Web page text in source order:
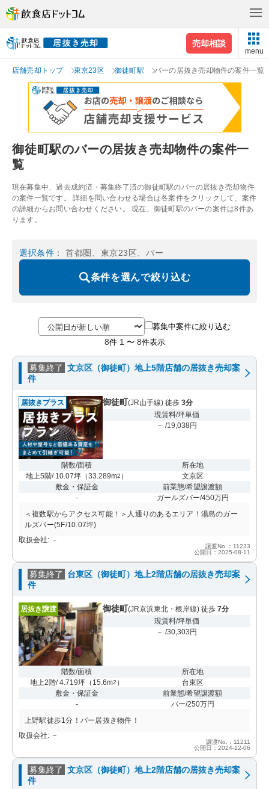
売却相談
menu
店舗売却トップ 東京23区 御徒町駅 バーの居抜き売却物件の案件一覧
御徒町駅のバーの居抜き売却物件の案件一
覧
現在募集中、過去成約済・募集終了済の御徒町駅のバーの居抜き売却物件
の案件一覧です。 詳細を問い合わせる場合は各案件をクリックして、案件
の詳細からお問い合わせください。 現在、御徒町駅のバーの案件は8件あ
ります。
選択条件 ： 首都圏、東京23区、バー
条件を選んで絞り込む
募集中案件に絞り込む
8件 1 〜 8件表示
募集終了 文京区（御徒町）地上5階店舗の居抜き売却案
件
居抜きプラス 御徒町(JR山手線) 徒歩 3分
現賃料/坪単価
－ /19,038円
階数/面積
地上5階/ 10.07坪（33.289m2 ）
所在地
文京区
敷金・保証金
-
前業態/希望譲渡額
ガールズバー/450万円
＜複数駅からアクセス可能！＞人通りのあるエリア！湯島のガー
ルズバー(5F/10.07坪)
取扱会社: －
譲渡No.：11233
公開日：2025-08-11
募集終了
台東区（御徒町）地上2階店舗の居抜き売却案
件
居抜き譲渡 御徒町(JR京浜東北・根岸線) 徒歩 7分
現賃料/坪単価
－ /30,303円
階数/面積
地上2階/ 4.719坪（ 15.6m2 ）
所在地
台東区
敷金・保証金
-
前業態/希望譲渡額
バー/250万円
上野駅徒歩1分！バー居抜き物件！
取扱会社: －
譲渡No.：11211
公開日：2024-12-06
募集終了 文京区（御徒町）地上2階店舗の居抜き売却案
件